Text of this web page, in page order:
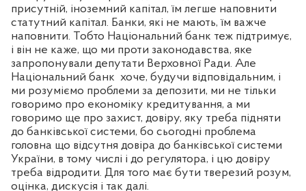
присутній, іноземний капітал, їм легше наповнити
статутний капітал. Банки, які не мають, їм важче
наповнити. Тобто Національний банк теж підтримує,
і він не каже, що ми проти законодавства, яке
запропонували депутати Верховної Ради. Але
Національний банк хоче, будучи відповідальним, і
ми розуміємо проблеми за депозити, ми не тільки
говоримо про економіку кредитування, а ми
говоримо ще про захист, довіру, яку треба підняти
до банківської системи, бо сьогодні проблема
головна що відсутня довіра до банківської системи
України, в тому числі і до регулятора, і цю довіру
треба відродити. Для того має бути тверезий розум,
оцінка, дискусія і так далі.